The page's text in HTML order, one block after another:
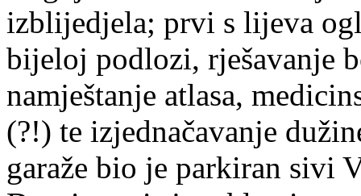
izblijedjela; prvi s lijeva
bijeloj podlozi, rješavanje
namještanje atlasa,
(?!) te izjednačavanje
garaže bio je parkiran sivi